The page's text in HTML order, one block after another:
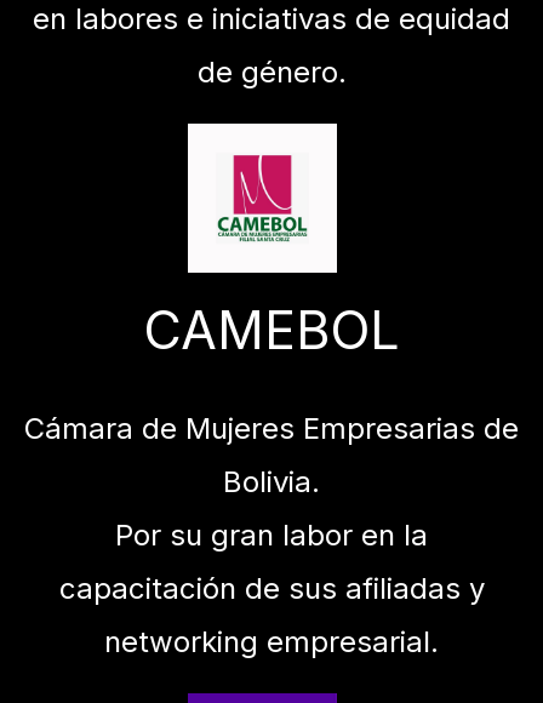
en labores e iniciativas de equidad
de género.
CAMEBOL
Cámara de Mujeres Empresarias de
Bolivia.
Por su gran labor en la
capacitación de sus afiliadas y
networking empresarial.